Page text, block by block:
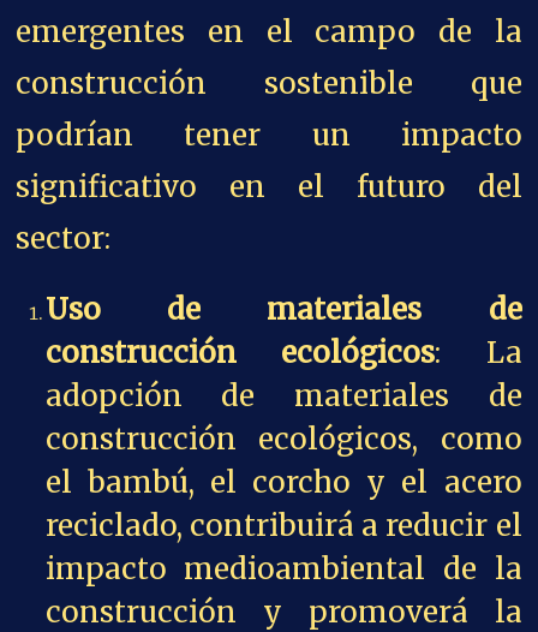
emergentes en el campo de la
construcción sostenible que
podrían tener un impacto
significativo en el futuro del
sector:
Uso de materiales de
construcción ecológicos: La
adopción de materiales de
construcción ecológicos, como
el bambú, el corcho y el acero
reciclado, contribuirá a reducir el
impacto medioambiental de la
construcción y promoverá la